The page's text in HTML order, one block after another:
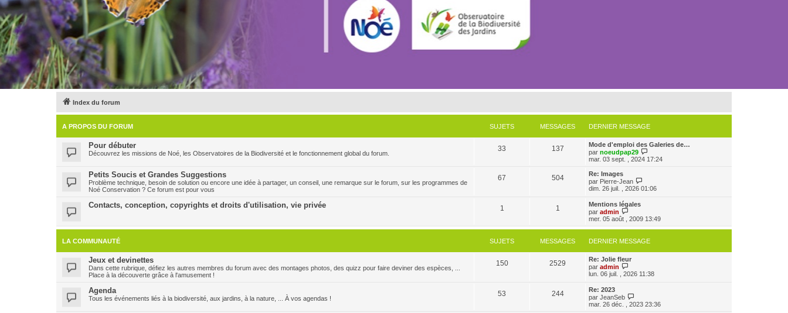
Index du forum
A PROPOS DU FORUM SUJETS MESSAGES DERNIER MESSAGE
Pour débuter
Découvrez les missions de Noé, les Observatoires de la Biodiversité et le fonctionnement global du forum.
33 137
Mode d'emploi des Galeries de…
par noeudpap29
o
e
d
i
e
m
a
g
mar. 03 sept. , 2024 17:24
Petits Soucis et Grandes Suggestions
Problème technique, besoin de solution ou encore une idée à partager, un conseil, une remarque sur le forum, sur les programmes de
Noé Conservation ? Ce forum est pour vous
67 504
Re: Images
par Pierre-Jean
o
e
d
e
n
m
e
g
dim. 26 juil. , 2026 01:06
Contacts, conception, copyrights et droits d'utilisation, vie privée 1 1
Mentions légales
par admin
o
r
l
e
d
e
n
r
m
e
mer. 05 août , 2009 13:49
LA COMMUNAUTÉ SUJETS MESSAGES DERNIER MESSAGE
Jeux et devinettes
Dans cette rubrique, défiez les autres membres du forum avec des montages photos, des quizz pour faire deviner des espèces, ...
Place à la découverte grâce à l'amusement !
150 2529
Re: Jolie fleur
par admin
o
l
e
d
lun. 06 juil. , 2026 11:38
Agenda
Tous les événements liés à la biodiversité, aux jardins, à la nature, ... À vos agendas !
53 244
Re: 2023
par JeanSeb
o
mar. 26 déc. , 2023 23:36